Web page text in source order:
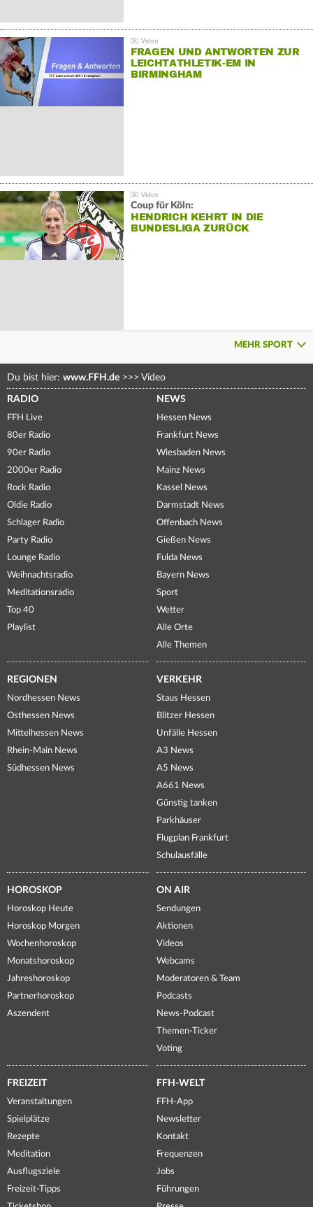
FRAGEN UND ANTWORTEN ZUR
LEICHTATHLETIK-EM IN
BIRMINGHAM
Coup für Köln:
HENDRICH KEHRT IN DIE
BUNDESLIGA ZURÜCK
MEHR SPORT
Du bist hier: www.FFH.de >>> Video
RADIO
FFH Live
80er Radio
90er Radio
2000er Radio
Rock Radio
Oldie Radio
Schlager Radio
Party Radio
Lounge Radio
Weihnachtsradio
Meditationsradio
Top 40
Playlist
NEWS
Hessen News
Frankfurt News
Wiesbaden News
Mainz News
Kassel News
Darmstadt News
Offenbach News
Gießen News
Fulda News
Bayern News
Sport
Wetter
Alle Orte
Alle Themen
REGIONEN
Nordhessen News
Osthessen News
Mittelhessen News
Rhein-Main News
Südhessen News
VERKEHR
Staus Hessen
Blitzer Hessen
Unfälle Hessen
A3 News
A5 News
A661 News
Günstig tanken
Parkhäuser
Flugplan Frankfurt
Schulausfälle
HOROSKOP
Horoskop Heute
Horoskop Morgen
Wochenhoroskop
Monatshoroskop
Jahreshoroskop
Partnerhoroskop
Aszendent
ON AIR
Sendungen
Aktionen
Videos
Webcams
Moderatoren & Team
Podcasts
News-Podcast
Themen-Ticker
Voting
FREIZEIT
Veranstaltungen
Spielplätze
Rezepte
Meditation
Ausflugsziele
Freizeit-Tipps
FFH-WELT
FFH-App
Newsletter
Kontakt
Frequenzen
Jobs
Führungen